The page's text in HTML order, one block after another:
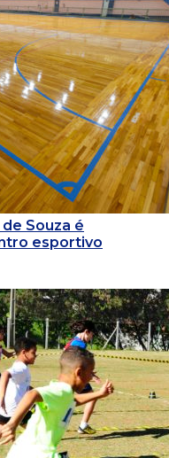
de Souza é
esportivo